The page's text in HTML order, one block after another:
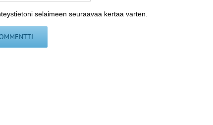
selaimeen seuraavaa kertaa varten.